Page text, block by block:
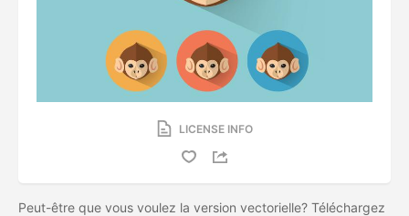
LICENSE INFO
Peut-être que vous voulez la version vectorielle? Téléchargez